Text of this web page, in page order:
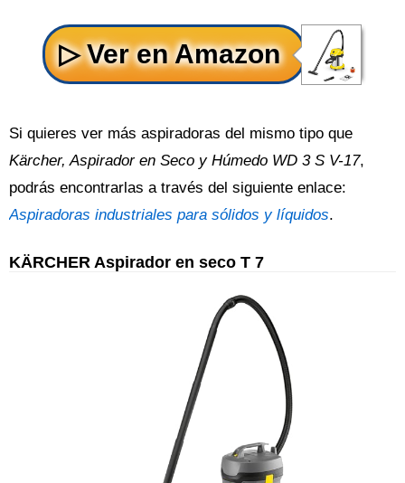
Si quieres ver más aspiradoras del mismo tipo que
Kärcher, Aspirador en Seco y Húmedo WD 3 S V-17,
podrás encontrarlas a través del siguiente enlace:
Aspiradoras industriales para sólidos y líquidos.
KÄRCHER Aspirador en seco T 7